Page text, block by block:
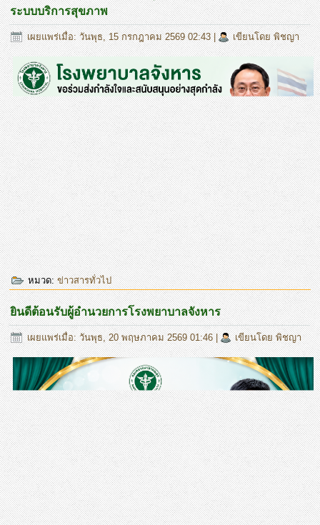
ระบบบริการสุขภาพ
เผยแพร่เมื่อ: วันพุธ, 15 กรกฎาคม 2569 02:43| เขียนโดย พิชญา
หมวด:ข่าวสารทั่วไป
ยินดีต้อนรับผู้อำนวยการโรงพยาบาลจังหาร
เผยแพร่เมื่อ: วันพุธ, 20 พฤษภาคม 2569 01:46| เขียนโดย พิชญา